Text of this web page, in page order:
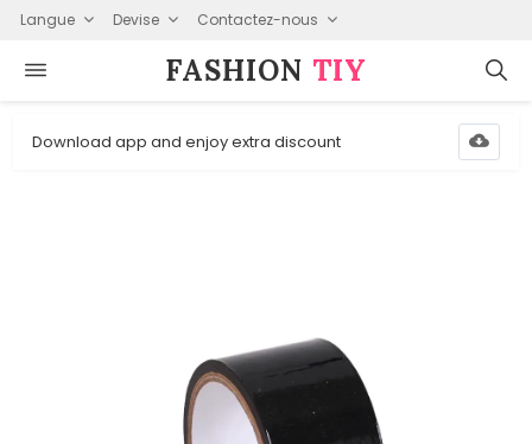
Langue Devise Contactez-nous
FASHION⁠ TIY
Download app and enjoy extra discount